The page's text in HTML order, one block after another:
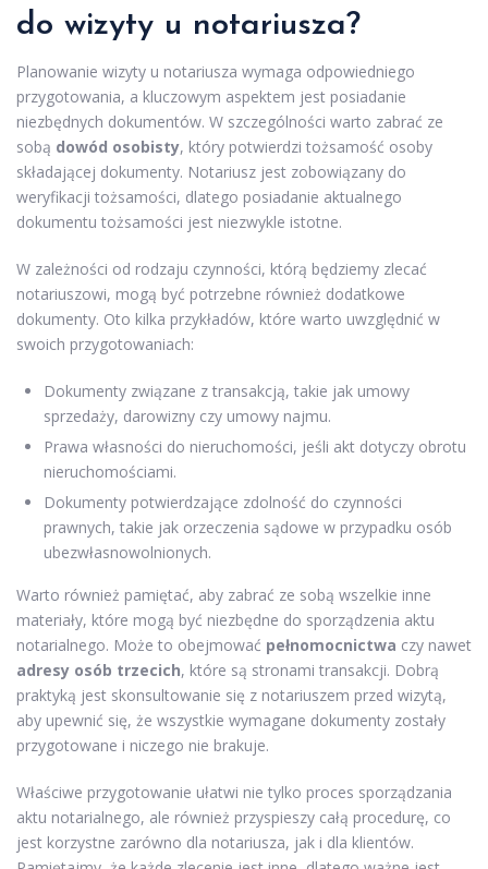
do wizyty u notariusza?
Planowanie wizyty u notariusza wymaga odpowiedniego
przygotowania, a kluczowym aspektem jest posiadanie
niezbędnych dokumentów. W szczególności warto zabrać ze
sobą dowód osobisty, który potwierdzi tożsamość osoby
składającej dokumenty. Notariusz jest zobowiązany do
weryfikacji tożsamości, dlatego posiadanie aktualnego
dokumentu tożsamości jest niezwykle istotne.
W zależności od rodzaju czynności, którą będziemy zlecać
notariuszowi, mogą być potrzebne również dodatkowe
dokumenty. Oto kilka przykładów, które warto uwzględnić w
swoich przygotowaniach:
Dokumenty związane z transakcją, takie jak umowy
sprzedaży, darowizny czy umowy najmu.
Prawa własności do nieruchomości, jeśli akt dotyczy obrotu
nieruchomościami.
Dokumenty potwierdzające zdolność do czynności
prawnych, takie jak orzeczenia sądowe w przypadku osób
ubezwłasnowolnionych.
Warto również pamiętać, aby zabrać ze sobą wszelkie inne
materiały, które mogą być niezbędne do sporządzenia aktu
notarialnego. Może to obejmować pełnomocnictwa czy nawet
adresy osób trzecich, które są stronami transakcji. Dobrą
praktyką jest skonsultowanie się z notariuszem przed wizytą,
aby upewnić się, że wszystkie wymagane dokumenty zostały
przygotowane i niczego nie brakuje.
Właściwe przygotowanie ułatwi nie tylko proces sporządzania
aktu notarialnego, ale również przyspieszy całą procedurę, co
jest korzystne zarówno dla notariusza, jak i dla klientów.